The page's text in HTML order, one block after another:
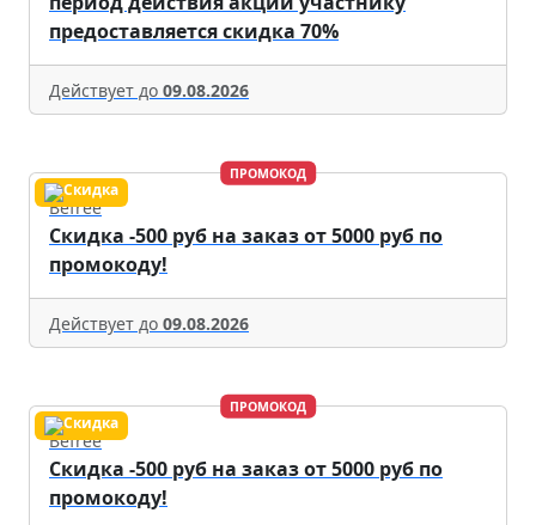
предоставляется скидка 70%
Действует до 09.08.2026
ПРОМОКОД
Befree
Скидка -500 руб на заказ от 5000 руб по
промокоду!
Действует до 09.08.2026
ПРОМОКОД
Befree
Скидка -500 руб на заказ от 5000 руб по
промокоду!